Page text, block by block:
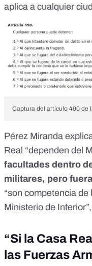
aplica a cualquier
Captura del artículo 490 de
Pérez Miranda
Real “dependen del
facultades dentro
militares, pero
“son competencia
Ministerio de
“Si la Casa
las Fuerzas